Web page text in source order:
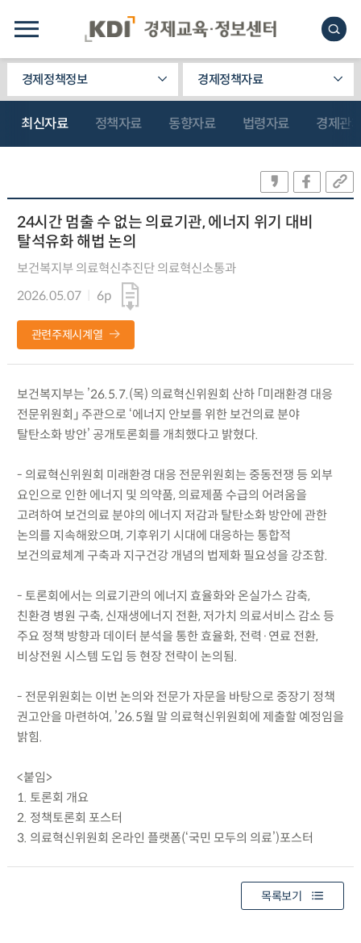
경제정책정보 경제정책자료
최신자료 정책자료 동향자료 법령자료 경제관
24시간 멈출 수 없는 의료기관, 에너지 위기 대비
탈석유화 해법 논의
보건복지부 의료혁신추진단 의료혁신소통과
2026.05.07
6p
관련주제시계열
보건복지부는 ’26.5.7.(목) 의료혁신위원회 산하 「미래환경 대응
전문위원회」 주관으로 ‘에너지 안보를 위한 보건의료 분야
탈탄소화 방안’ 공개토론회를 개최했다고 밝혔다.
- 의료혁신위원회 미래환경 대응 전문위원회는 중동전쟁 등 외부
요인으로 인한 에너지 및 의약품, 의료제품 수급의 어려움을
고려하여 보건의료 분야의 에너지 저감과 탈탄소화 방안에 관한
논의를 지속해왔으며, 기후위기 시대에 대응하는 통합적
보건의료체계 구축과 지구건강 개념의 법제화 필요성을 강조함.
- 토론회에서는 의료기관의 에너지 효율화와 온실가스 감축,
친환경 병원 구축, 신재생에너지 전환, 저가치 의료서비스 감소 등
주요 정책 방향과 데이터 분석을 통한 효율화, 전력·연료 전환,
비상전원 시스템 도입 등 현장 전략이 논의됨.
- 전문위원회는 이번 논의와 전문가 자문을 바탕으로 중장기 정책
권고안을 마련하여, ’26.5월 말 의료혁신위원회에 제출할 예정임을
밝힘.
<붙임>
1. 토론회 개요
2. 정책토론회 포스터
3. 의료혁신위원회 온라인 플랫폼(‘국민 모두의 의료’)포스터
목록보기